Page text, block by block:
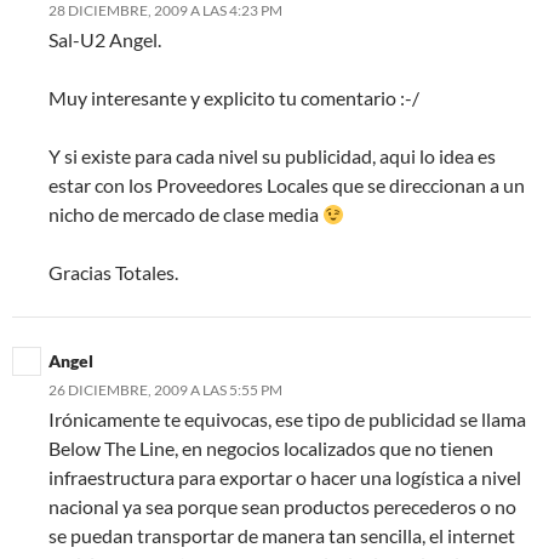
28 DICIEMBRE, 2009 A LAS 4:23 PM
Sal-U2 Angel.
Muy interesante y explicito tu comentario :-/
Y si existe para cada nivel su publicidad, aqui lo idea es
estar con los Proveedores Locales que se direccionan a un
nicho de mercado de clase media
Gracias Totales.
Angel
26 DICIEMBRE, 2009 A LAS 5:55 PM
Irónicamente te equivocas, ese tipo de publicidad se llama
Below The Line, en negocios localizados que no tienen
infraestructura para exportar o hacer una logística a nivel
nacional ya sea porque sean productos perecederos o no
se puedan transportar de manera tan sencilla, el internet